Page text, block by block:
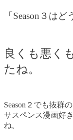
「Season３はど
良くも悪く
たね。
Season２でも抜群
サスペンス漫画好
ね。